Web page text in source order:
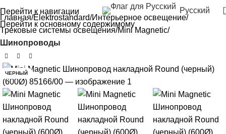
Перейти к навигации
Перейти к основному содержимому
Русский
Главная Elektrostandard Интерьерное освещение
Трековые системы освещения Mini Magnetic
Шинопроводы
ЧЕРНЫЙ